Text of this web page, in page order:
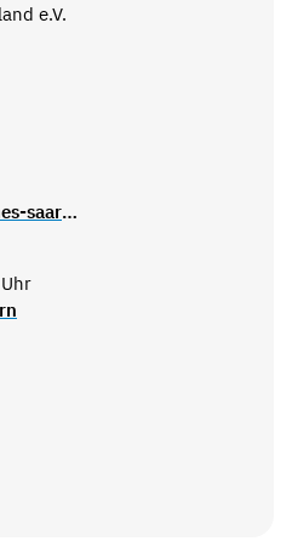
e.V.
https://unterirdisches-saarbruecken.de